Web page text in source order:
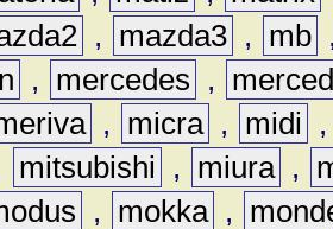
, mazda3 , mb
, mercedes ,
, micra , midi
mitsubishi , miura ,
, mokka ,